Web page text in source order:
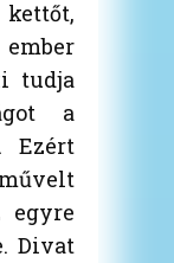
tudja
a
Ezért
egyre
Divat